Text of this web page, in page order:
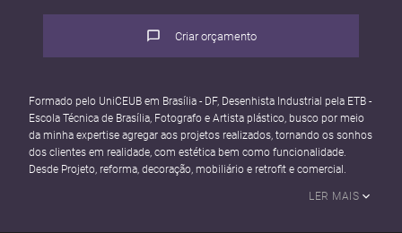
Criar orçamento
Formado pelo UniCEUB em Brasília - DF, Desenhista Industrial pela ETB -
Escola Técnica de Brasília, Fotografo e Artista plástico, busco por meio
da minha expertise agregar aos projetos realizados, tornando os sonhos
dos clientes em realidade, com estética bem como funcionalidade.
Desde Projeto, reforma, decoração, mobiliário e retrofit e comercial.
LER MAIS